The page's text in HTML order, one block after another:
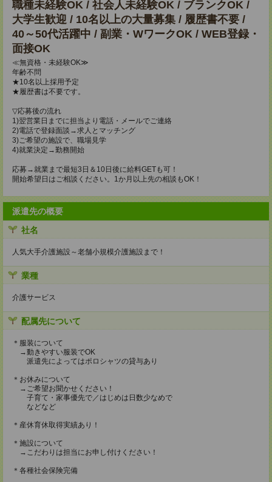
職種未経験OK / 社会人未経験OK / ブランクOK /
大学生歓迎 / 10名以上の大量募集 / 履歴書不要 /
40～50代活躍中 / 副業・WワークOK / WEB登録・
面接OK
≪無資格・未経験OK≫
年齢不問
★10名以上採用予定
★履歴書は不要です。
▽応募後の流れ
1)翌営業日までに担当より電話・メールでご連絡
2)電話で登録面談→求人とマッチング
3)ご希望の施設で、職場見学
4)就業決定→勤務開始
応募→就業まで最短3日＆10日後に給料GETも可！
開始希望日はご相談ください。1か月以上先の相談もOK！
派遣先の概要
社名
人気大手介護施設～老舗小規模介護施設まで！
業種
介護サービス
配属先について
＊服装について
→動きやすい服装でOK
派遣先によってはポロシャツの貸与あり
＊お休みについて
→ご希望お聞かせください！
子育て・家事優先で／はじめは日数少なめで
などなど
＊産休育休取得実績あり！
＊施設について
→こだわりは担当にお申し付けください！
＊各種社会保険完備